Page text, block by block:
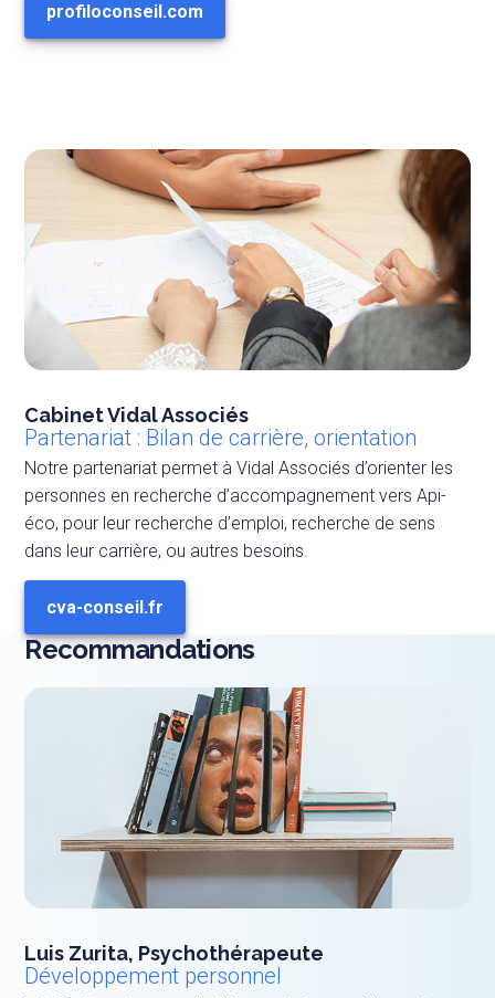
profiloconseil.com
Cabinet Vidal Associés
Partenariat : Bilan de carrière, orientation
Notre partenariat permet à Vidal Associés d’orienter les
personnes en recherche d’accompagnement vers Api-
éco, pour leur recherche d’emploi, recherche de sens
dans leur carrière, ou autres besoins.
cva-conseil.fr
Recommandations
Luis Zurita, Psychothérapeute
Développement personnel